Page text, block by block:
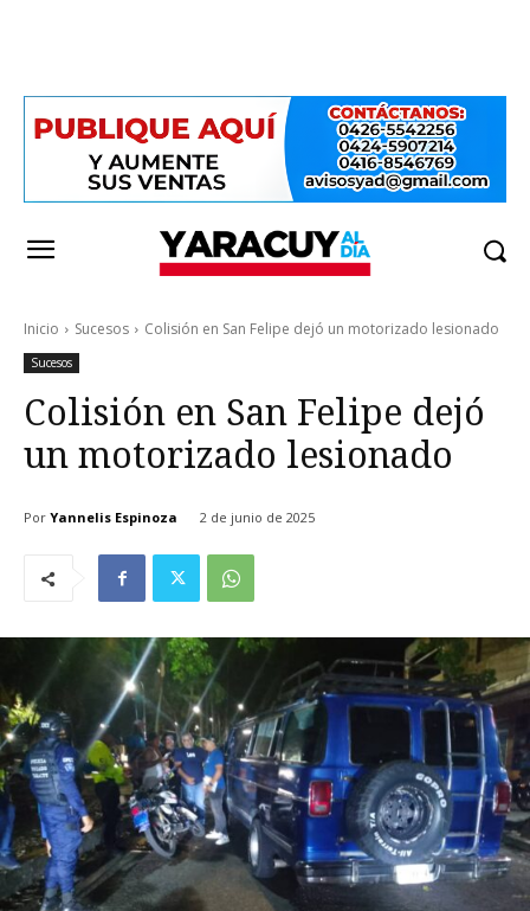
Inicio Sucesos Colisión en San Felipe dejó un motorizado lesionado
Sucesos
Colisión en San Felipe dejó
un motorizado lesionado
Por Yannelis Espinoza 2 de junio de 2025